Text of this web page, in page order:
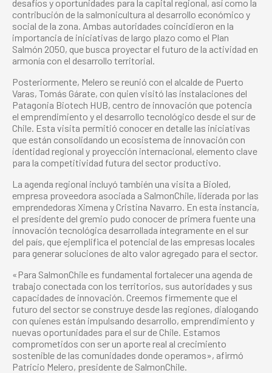
desafíos y oportunidades para la capital regional, así como la
contribución de la salmonicultura al desarrollo económico y
social de la zona. Ambas autoridades coincidieron en la
importancia de iniciativas de largo plazo como el Plan
Salmón 2050, que busca proyectar el futuro de la actividad en
armonía con el desarrollo territorial.
Posteriormente, Melero se reunió con el alcalde de Puerto
Varas, Tomás Gárate, con quien visitó las instalaciones del
Patagonia Biotech HUB, centro de innovación que potencia
el emprendimiento y el desarrollo tecnológico desde el sur de
Chile. Esta visita permitió conocer en detalle las iniciativas
que están consolidando un ecosistema de innovación con
identidad regional y proyección internacional, elemento clave
para la competitividad futura del sector productivo.
La agenda regional incluyó también una visita a Bioled,
empresa proveedora asociada a SalmonChile, liderada por las
emprendedoras Ximena y Cristina Navarro. En esta instancia,
el presidente del gremio pudo conocer de primera fuente una
innovación tecnológica desarrollada íntegramente en el sur
del país, que ejemplifica el potencial de las empresas locales
para generar soluciones de alto valor agregado para el sector.
«Para SalmonChile es fundamental fortalecer una agenda de
trabajo conectada con los territorios, sus autoridades y sus
capacidades de innovación. Creemos firmemente que el
futuro del sector se construye desde las regiones, dialogando
con quienes están impulsando desarrollo, emprendimiento y
nuevas oportunidades para el sur de Chile. Estamos
comprometidos con ser un aporte real al crecimiento
sostenible de las comunidades donde operamos», afirmó
Patricio Melero, presidente de SalmonChile.